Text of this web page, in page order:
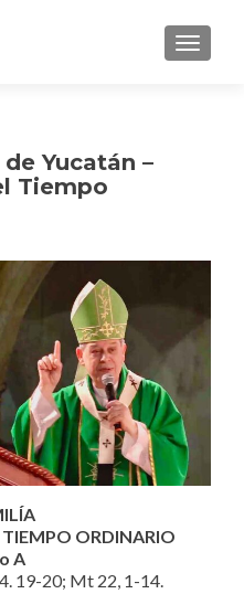
MENU
Yucatán –
Tiempo
ORDINARIO
A
19-20; Mt 22, 1-14.